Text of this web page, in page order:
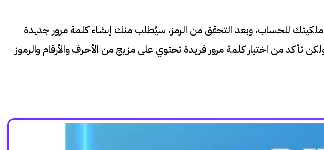
للحساب، وبعد التحقق من الرمز، سيُطلب منك إنشاء كلمة مرور جديدة
من اختيار كلمة مرور فريدة تحتوي على مزيج من الأحرف والأرقام والرموز